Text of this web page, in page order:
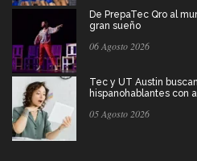
De PrepaTec Qro al
gran sueño
06 Agosto 2026
Tec y UT Austin
hispanohablantes con
05 Agosto 2026